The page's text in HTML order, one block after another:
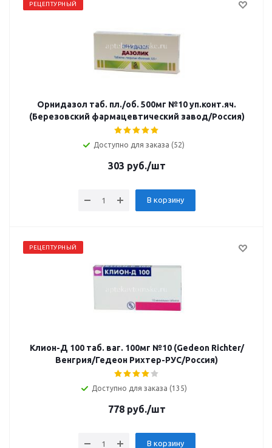
РЕЦЕПТУРНЫЙ
Орнидазол таб. пл./об. 500мг №10 уп.конт.яч.
(Березовский фармацевтический завод/Россия)
Доступно для заказа (52)
303 руб./шт
В корзину
РЕЦЕПТУРНЫЙ
Клион-Д 100 таб. ваг. 100мг №10 (Gedeon Richter/
Венгрия/Гедеон Рихтер-РУС/Россия)
Доступно для заказа (135)
778руб./шт
В корзину